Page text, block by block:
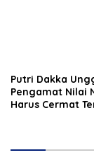
Putri Dakka
Pengamat Nilai
Harus Cermat